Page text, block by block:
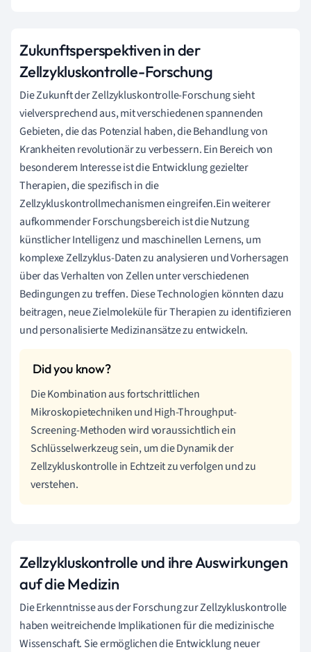
Zukunftsperspektiven in der
Zellzykluskontrolle-Forschung
Die Zukunft der Zellzykluskontrolle-Forschung sieht
vielversprechend aus, mit verschiedenen spannenden
Gebieten, die das Potenzial haben, die Behandlung von
Krankheiten revolutionär zu verbessern. Ein Bereich von
besonderem Interesse ist die Entwicklung gezielter
Therapien, die spezifisch in die
Zellzykluskontrollmechanismen eingreifen.Ein weiterer
aufkommender Forschungsbereich ist die Nutzung
künstlicher Intelligenz und maschinellen Lernens, um
komplexe Zellzyklus-Daten zu analysieren und Vorhersagen
über das Verhalten von Zellen unter verschiedenen
Bedingungen zu treffen. Diese Technologien könnten dazu
beitragen, neue Zielmoleküle für Therapien zu identifizieren
und personalisierte Medizinansätze zu entwickeln.
Die Kombination aus fortschrittlichen
Mikroskopietechniken und High-Throughput-
Screening-Methoden wird voraussichtlich ein
Schlüsselwerkzeug sein, um die Dynamik der
Zellzykluskontrolle in Echtzeit zu verfolgen und zu
verstehen.
Zellzykluskontrolle und ihre Auswirkungen
auf die Medizin
Die Erkenntnisse aus der Forschung zur Zellzykluskontrolle
haben weitreichende Implikationen für die medizinische
Wissenschaft. Sie ermöglichen die Entwicklung neuer